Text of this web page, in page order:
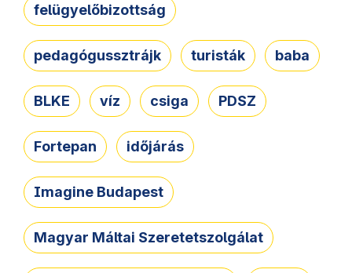
felügyelőbizottság
pedagógussztrájk turisták baba
BLKE víz csiga PDSZ
Fortepan időjárás
Imagine Budapest
Magyar Máltai Szeretetszolgálat